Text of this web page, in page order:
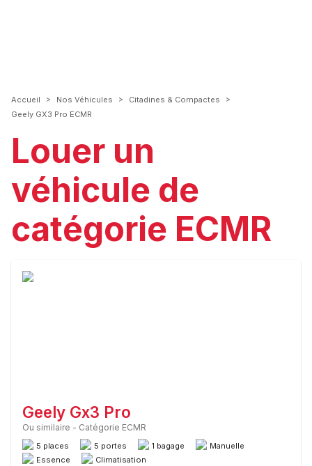
Accueil > Nos Véhicules > Citadines & Compactes
>
Geely GX3 Pro ECMR
Louer un
véhicule de
catégorie ECMR
Geely Gx3 Pro
Ou similaire - Catégorie ECMR
5 places 5 portes 1 bagage
Manuelle
Essence
Climatisation